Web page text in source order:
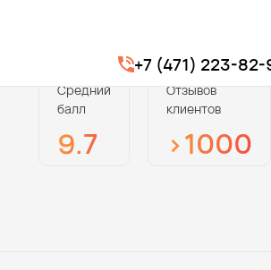
+7 (471) 223-
Средний
балл
9.7
Отзывов
клиентов
>1000